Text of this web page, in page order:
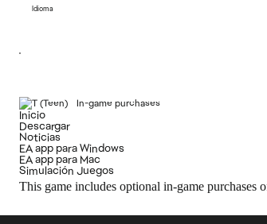
Idioma
In-game purchases
Inicio
Descargar
Noticias
EA app para Windows
EA app para Mac
Simulación Juegos
This game includes optional in-game purchases